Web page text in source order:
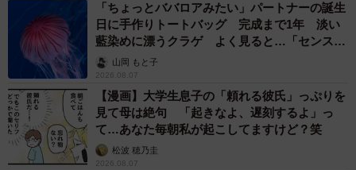
「ちょっとババロアみたい」パートナーの誕生
日に手作りトートバッグ 完成まで1年 淡い
藍染めに漂うクラゲ よく見ると…「センスす
ごい」山岡 もと子
2026.08.07
【漫画】大学生息子の「頼れる彼氏」っぷりを
見て母は絶句 「起きなよ、遅刻するよ」っ
て…あなた毎朝私が起こしてますけど？笑
松波 穂乃圭
2026.08.07